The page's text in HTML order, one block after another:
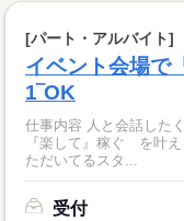
[パート・アルバイト]
イベント会場で
1‾OK
仕事内容 人と会話したくないな..... 疲れるのは嫌だな。。。 など
『楽して』稼ぐ を叶えます。 人気のお仕事の為、
ただいてるスタ...
受付